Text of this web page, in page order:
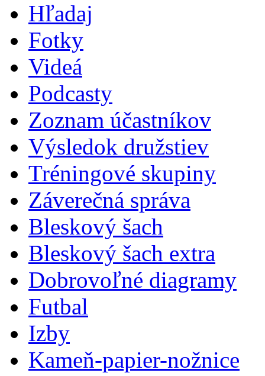
Hľadaj
Fotky
Videá
Podcasty
Zoznam účastníkov
Výsledok družstiev
Tréningové skupiny
Záverečná správa
Bleskový šach
Bleskový šach extra
Dobrovoľné diagramy
Futbal
Izby
Kameň-papier-nožnice